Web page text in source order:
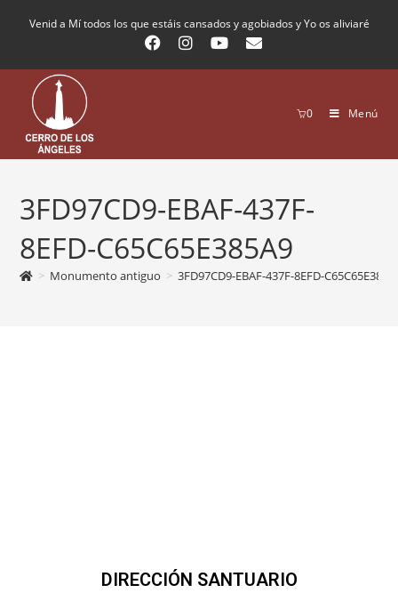
Venid a Mí todos los que estáis cansados y agobiados y Yo os aliviaré
0 Menú
3FD97CD9-EBAF-437F-
8EFD-C65C65E385A9
> Monumento antiguo > 3FD97CD9-EBAF-437F-8EFD-
DIRECCIÓN SANTUARIO